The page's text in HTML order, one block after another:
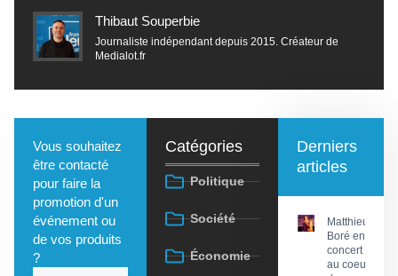
Thibaut Souperbie
Journaliste indépendant depuis 2015. Créateur de
Medialot.fr
Vous souhaitez
être contacté
pour faire la
promotion d'un
événement ou
de vos produits
?
Catégories
Politique
Société
Économie
Derniers
articles
Matthieu
Boré en
concert
au coeur